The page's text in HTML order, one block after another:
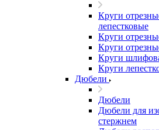
Круги
лепестковые
Круги
Круги
Круги
Круги
Дюбели
Дюбели
Дюбели для
стержнем